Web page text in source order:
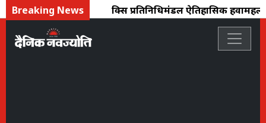
Breaking News ब्रिक्स प्रतिनिधिमंडल ऐतिहासिक